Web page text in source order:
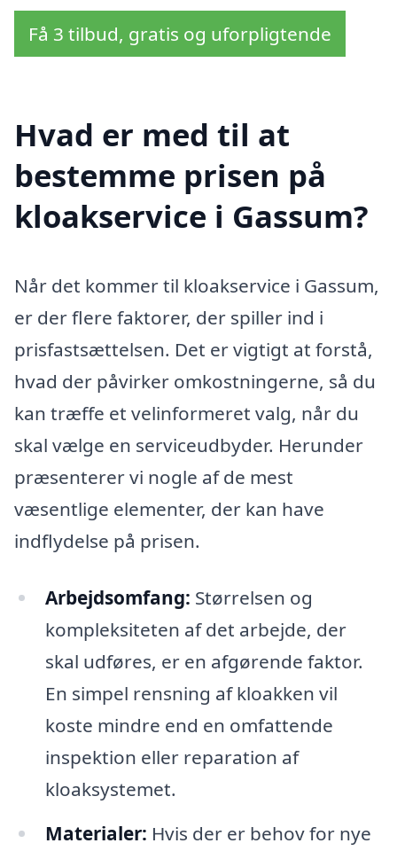
Få 3 tilbud, gratis og uforpligtende
Hvad er med til at
bestemme prisen på
kloakservice i Gassum?
Når det kommer til kloakservice i Gassum,
er der flere faktorer, der spiller ind i
prisfastsættelsen. Det er vigtigt at forstå,
hvad der påvirker omkostningerne, så du
kan træffe et velinformeret valg, når du
skal vælge en serviceudbyder. Herunder
præsenterer vi nogle af de mest
væsentlige elementer, der kan have
indflydelse på prisen.
Arbejdsomfang: Størrelsen og
kompleksiteten af det arbejde, der
skal udføres, er en afgørende faktor.
En simpel rensning af kloakken vil
koste mindre end en omfattende
inspektion eller reparation af
kloaksystemet.
Materialer: Hvis der er behov for nye